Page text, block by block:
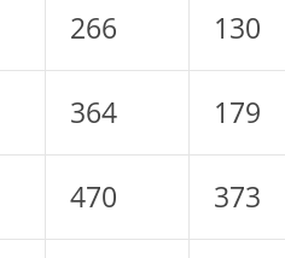
266 130
364 179
470 373